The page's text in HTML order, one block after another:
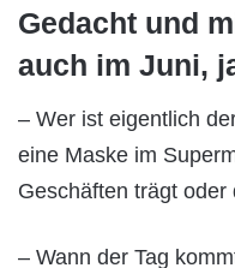
Gedacht und
auch im Juni,
– Wer ist eigentlich
eine Maske im
Geschäften trägt oder
– Wann der Tag